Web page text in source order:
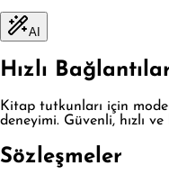
AI
Hızlı
Kitap tutkunları için
deneyimi. Güvenli, hızlı
Sözleşmeler